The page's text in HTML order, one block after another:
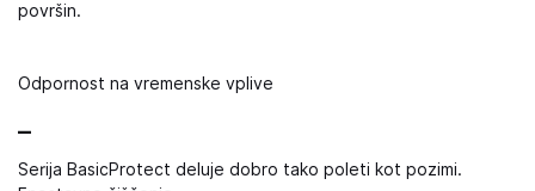
površin.
Odpornost na vremenske vplive
–
Serija BasicProtect deluje dobro tako poleti kot pozimi.